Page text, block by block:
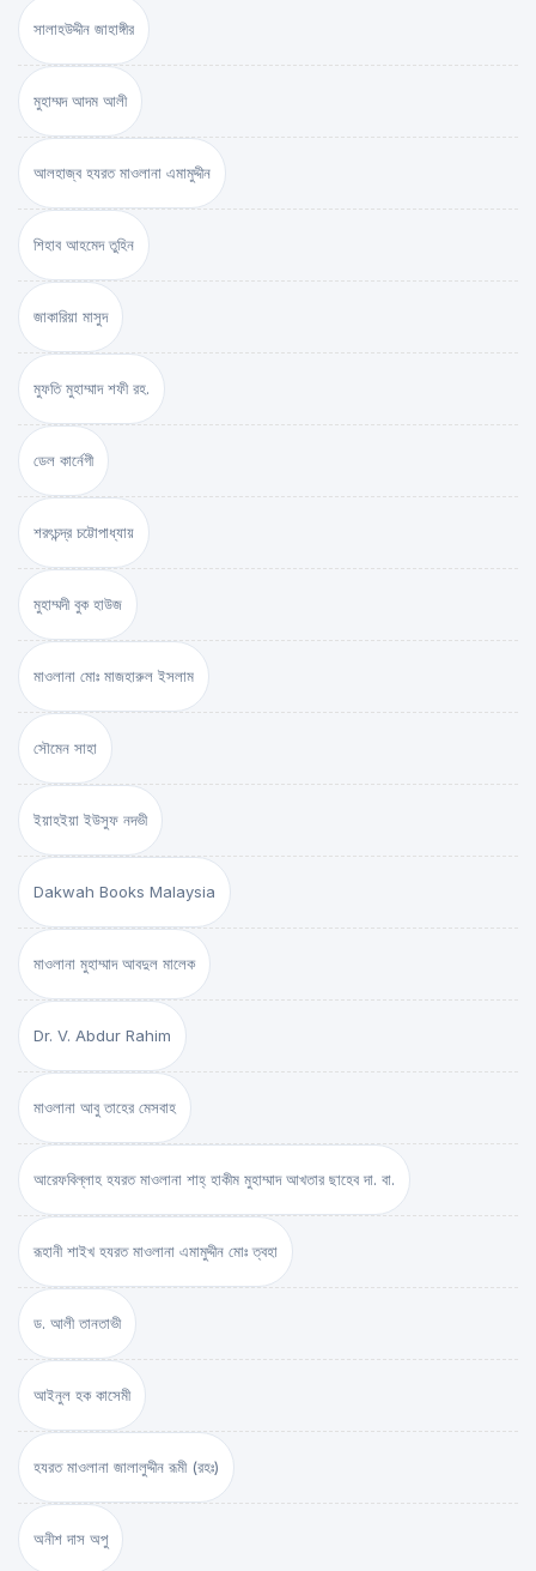
সালাহউদ্দীন জাহাঙ্গীর
মুহাম্মদ আদম আলী
আলহাজ্ব হযরত মাওলানা এমামুদ্দীন
শিহাব আহমেদ তুহিন
জাকারিয়া মাসুদ
মুফতি মুহাম্মাদ শফী রহ.
ডেল কার্নেগী
শরৎচন্দ্র চট্টোপাধ্যায়
মুহাম্মদী বুক হাউজ
মাওলানা মোঃ মাজহারুল ইসলাম
সৌমেন সাহা
ইয়াহইয়া ইউসুফ নদভী
Dakwah Books Malaysia
মাওলানা মুহাম্মাদ আবদুল মালেক
Dr. V. Abdur Rahim
মাওলানা আবু তাহের মেসবাহ
আরেফবিল্লাহ হযরত মাওলানা শাহ্ হাকীম মুহাম্মাদ আখতার ছাহেব দা. বা.
রূহানী শাইখ হযরত মাওলানা এমামুদ্দীন মোঃ ত্বহা
ড. আলী তানতাভী
আইনুল হক কাসেমী
হযরত মাওলানা জালালুদ্দীন রূমী (রহঃ)
অনীশ দাস অপু